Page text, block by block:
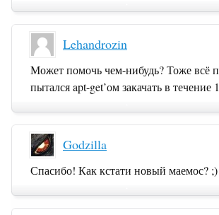
Lehandrozin
Может помочь чем-нибудь? Тоже всё
пытался apt-get’ом закачать в течение
Godzilla
Спасибо! Как кстати новый маемос? ;)